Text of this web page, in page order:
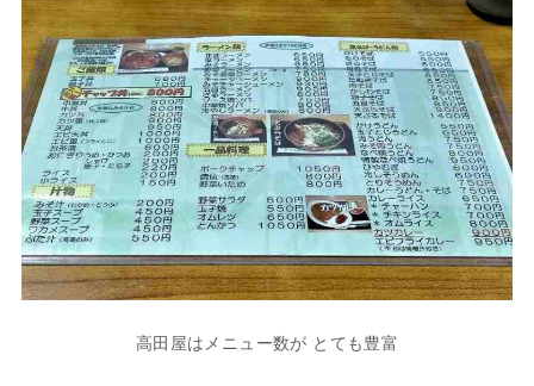
高田屋はメニュー数が とても豊富